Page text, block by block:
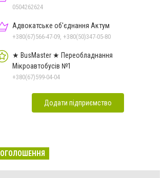
0504262624
Адвокатське об'єднання Актум
+380(67)566-47-09, +380(50)347-05-80
★ BusMaster ★ Переобладнання
Мікроавтобусів №1
+380(67)599-04-04
Додати підприємство
ОГОЛОШЕННЯ